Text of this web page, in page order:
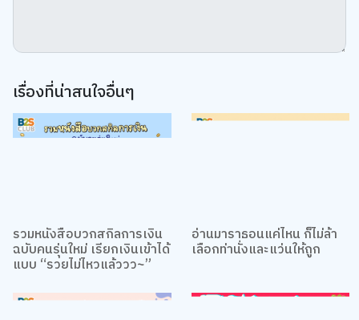
เรื่องที่น่าสนใจอื่นๆ
รวมหนังสือบวกสกิลการเงิน
ฉบับคนรุ่นใหม่ เรียกเงินเข้าได้
อ่านมาราธอนแค่ไหน ก็ไม่ล้า
เลือกท่านั่งและแว่นให้ถูก